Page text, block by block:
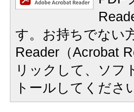
す。お持ちでない
Reader（Acrobat
リックして、ソフ
トールしてくださ